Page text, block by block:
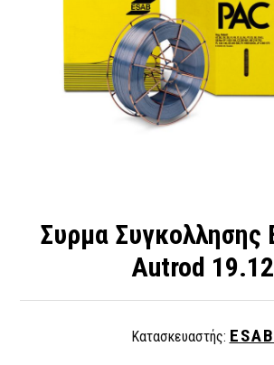
Συρμα Συγκολλησης
Autrod 19.12
Κατασκευαστής: ESAB